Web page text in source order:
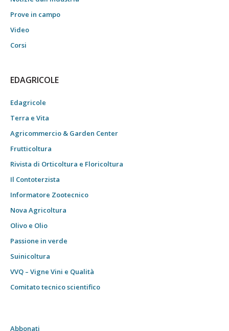
Prove in campo
Video
Corsi
EDAGRICOLE
Edagricole
Terra e Vita
Agricommercio & Garden Center
Frutticoltura
Rivista di Orticoltura e Floricoltura
Il Contoterzista
Informatore Zootecnico
Nova Agricoltura
Olivo e Olio
Passione in verde
Suinicoltura
VVQ – Vigne Vini e Qualità
Comitato tecnico scientifico
Abbonati